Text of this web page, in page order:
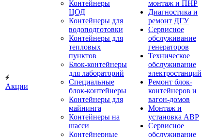
Акции
Контейнеры
ЦОД
Контейнеры для
водоподготовки
Контейнеры для
тепловых
пунктов
Блок-контейнеры
для лабораторий
Специальные
блок-контейнеры
Контейнеры для
майнинга
Контейнеры на
шасси
Контейнерные
монтаж и ПНР
Диагностика и
ремонт ДГУ
Сервисное
обслуживание
генераторов
Техническое
обслуживание
электростанций
Ремонт блок-
контейнеров и
вагон-домов
Монтаж и
установка АВР
Сервисное
обслуживание